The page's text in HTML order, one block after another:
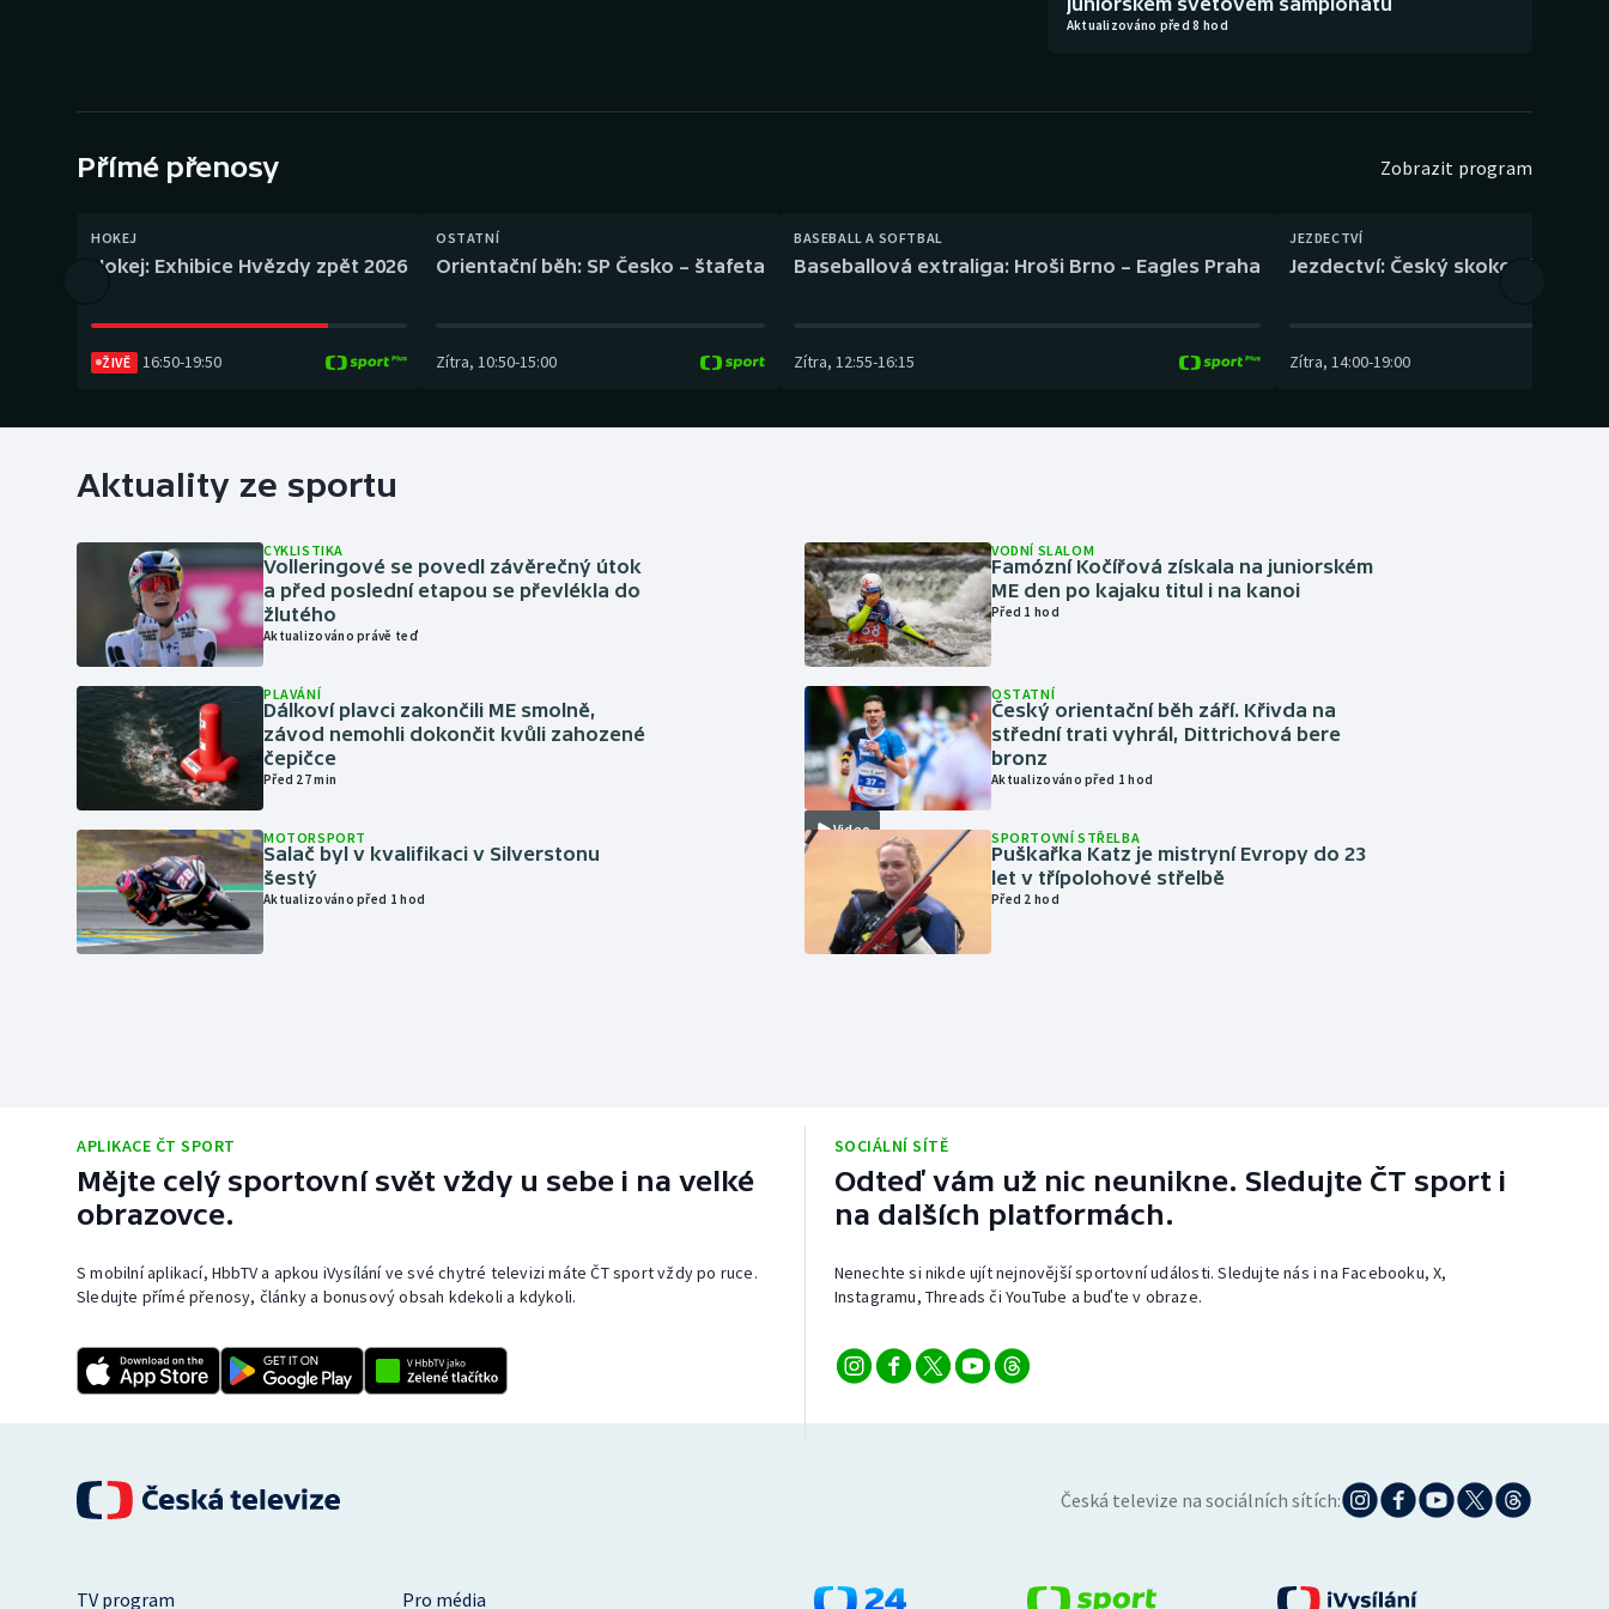
Ostatní
Aktualizováno před 8 hod
Přímé přenosy Zobrazit program
HOKEJ
Hokej: Exhibice Hvězdy zpět 2026
ŽIVĚ 16:50-19:50
OSTATNÍ
Orientační běh: SP Česko – štafeta
Zítra, 10:50-15:00
BASEBALL A SOFTBAL
Baseballová extraliga: Hroši Brno – Eagles Praha
Zítra, 12:55-16:15
JEZDECTVÍ
Jezdectví: Český skokový pohár
Zítra, 14:00-19:00
Aktuality ze sportu
CYKLISTIKA
Volleringové se povedl závěrečný útok
a před poslední etapou se převlékla do
žlutého
Aktualizováno právě teď
PLAVÁNÍ
Dálkoví plavci zakončili ME smolně,
závod nemohli dokončit kvůli zahozené
čepičce
Před 27 min
MOTORSPORT
Salač byl v kvalifikaci v Silverstonu
šestý
Aktualizováno před 1 hod
VODNÍ SLALOM
Famózní Kočířová získala na juniorském
ME den po kajaku titul i na kanoi
Před 1 hod
Video
OSTATNÍ
Český orientační běh září. Křivda na
střední trati vyhrál, Dittrichová bere
bronz
Aktualizováno před 1 hod
SPORTOVNÍ STŘELBA
Puškařka Katz je mistryní Evropy do 23
let v třípolohové střelbě
Před 2 hod
APLIKACE ČT SPORT
Mějte celý sportovní svět vždy u sebe i na velké
obrazovce.
S mobilní aplikací, HbbTV a apkou iVysílání ve své chytré televizi máte ČT sport vždy po ruce.
Sledujte přímé přenosy, články a bonusový obsah kdekoli a kdykoli.
SOCIÁLNÍ SÍTĚ
Odteď vám už nic neunikne. Sledujte ČT sport i
na dalších platformách.
Nenechte si nikde ujít nejnovější sportovní události. Sledujte nás i na Facebooku, X,
Instagramu, Threads či YouTube a buďte v obraze.
Česká televize na sociálních sítích:
TV program Pro média